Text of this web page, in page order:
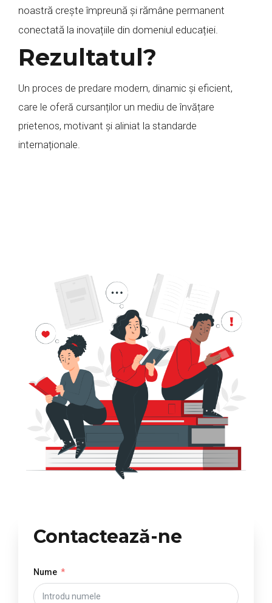
noastră crește împreună și rămâne permanent
conectată la inovațiile din domeniul educației.
Rezultatul?
Un proces de predare modern, dinamic și eficient,
care le oferă cursanților un mediu de învățare
prietenos, motivant și aliniat la standarde
internaționale.
Contactează-ne
Nume